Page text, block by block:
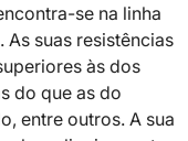
se na linha
suas resistências
às dos
do que as do
entre outros. A sua